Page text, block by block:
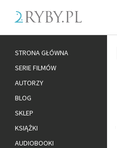
STRONA GŁÓWNA
SERIE FILMÓW
AUTORZY
BLOG
SKLEP
KSIĄŻKI
AUDIOBOOKI